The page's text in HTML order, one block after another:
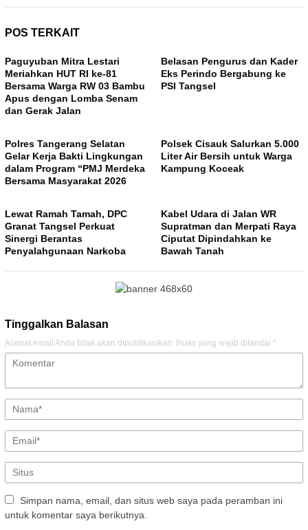
POS TERKAIT
Paguyuban Mitra Lestari
Meriahkan HUT RI ke-81
Bersama Warga RW 03 Bambu
Apus dengan Lomba Senam
dan Gerak Jalan
Belasan Pengurus dan Kader
Eks Perindo Bergabung ke
PSI Tangsel
Polres Tangerang Selatan
Gelar Kerja Bakti Lingkungan
dalam Program “PMJ Merdeka
Bersama Masyarakat 2026
Polsek Cisauk Salurkan 5.000
Liter Air Bersih untuk Warga
Kampung Koceak
Lewat Ramah Tamah, DPC
Granat Tangsel Perkuat
Sinergi Berantas
Penyalahgunaan Narkoba
Kabel Udara di Jalan WR
Supratman dan Merpati Raya
Ciputat Dipindahkan ke
Bawah Tanah
Tinggalkan Balasan
Alamat email Anda tidak akan dipublikasikan. Ruas yang wajib ditandai *
Simpan nama, email, dan situs web saya pada peramban ini
untuk komentar saya berikutnya.